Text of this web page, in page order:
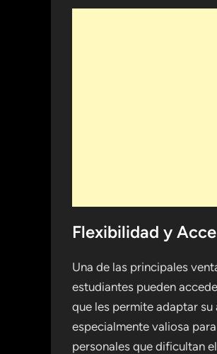
Flexibilidad y
Una de las principales
estudiantes pueden
que les permite adaptar
especialmente valiosa
personales que dificultan